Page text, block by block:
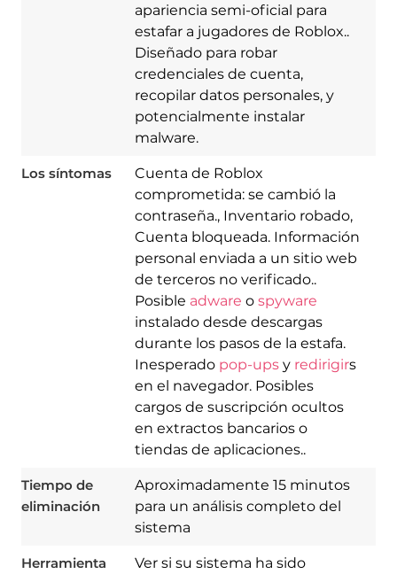
apariencia semi-oficial para
estafar a jugadores de Roblox..
Diseñado para robar
credenciales de cuenta,
recopilar datos personales, y
potencialmente instalar
malware.
Los síntomas
Cuenta de Roblox
comprometida: se cambió la
contraseña., Inventario robado,
Cuenta bloqueada. Información
personal enviada a un sitio web
de terceros no verificado..
Posible adware o spyware
instalado desde descargas
durante los pasos de la estafa.
Inesperado pop-upsy redirigirs
en el navegador. Posibles
cargos de suscripción ocultos
en extractos bancarios o
tiendas de aplicaciones..
Tiempo de
eliminación
Aproximadamente 15 minutos
para un análisis completo del
sistema
Herramienta
Ver si su sistema ha sido
Download
Spy Hunter